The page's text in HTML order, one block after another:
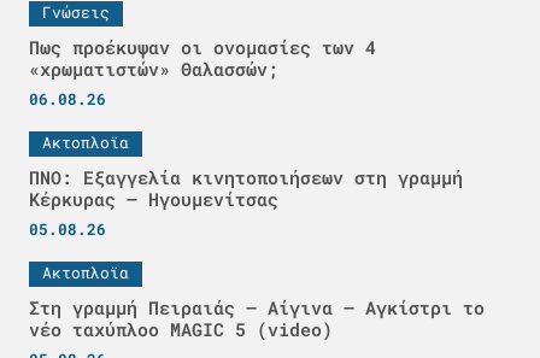
Γνώσεις
Πως προέκυψαν οι ονομασίες των 4
«χρωματιστών» Θαλασσών;
06.08.26
Ακτοπλοϊα
ΠΝΟ: Εξαγγελία κινητοποιήσεων στη γραμμή
Κέρκυρας – Ηγουμενίτσας
05.08.26
Ακτοπλοϊα
Στη γραμμή Πειραιάς – Αίγινα – Αγκίστρι το
νέο ταχύπλοο MAGIC 5 (video)